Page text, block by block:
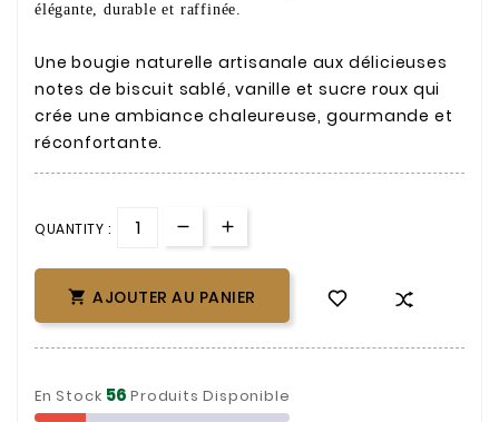
élégante, durable et raffinée.
Une bougie naturelle artisanale aux délicieuses
notes de biscuit sablé, vanille et sucre roux qui
crée une ambiance chaleureuse, gourmande et
réconfortante.
QUANTITY :
 AJOUTER AU PANIER
En Stock 56Produits Disponible